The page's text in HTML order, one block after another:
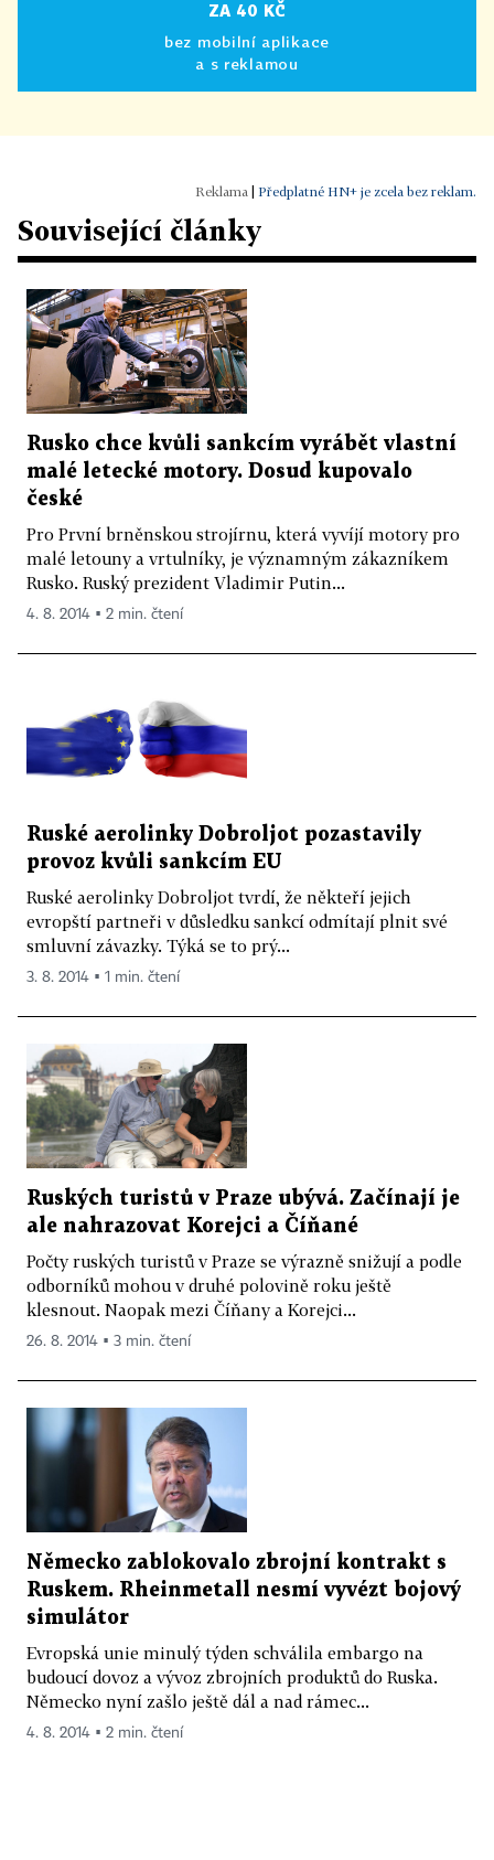
ZA 40 KČ
bez mobilní aplikace
a s reklamou
Předplatné HN+ je zcela bez reklam.
Související články
Rusko chce kvůli sankcím vyrábět vlastní
malé letecké motory. Dosud kupovalo
české
Pro První brněnskou strojírnu, která vyvíjí motory pro
malé letouny a vrtulníky, je významným zákazníkem
Rusko. Ruský prezident Vladimir Putin...
4. 8. 2014 ▪ 2 min. čtení
Ruské aerolinky Dobroljot pozastavily
provoz kvůli sankcím EU
Ruské aerolinky Dobroljot tvrdí, že někteří jejich
evropští partneři v důsledku sankcí odmítají plnit své
smluvní závazky. Týká se to prý...
3. 8. 2014 ▪ 1 min. čtení
Ruských turistů v Praze ubývá. Začínají je
ale nahrazovat Korejci a Číňané
Počty ruských turistů v Praze se výrazně snižují a podle
odborníků mohou v druhé polovině roku ještě
klesnout. Naopak mezi Číňany a Korejci...
26. 8. 2014 ▪ 3 min. čtení
Německo zablokovalo zbrojní kontrakt s
Ruskem. Rheinmetall nesmí vyvézt bojový
simulátor
Evropská unie minulý týden schválila embargo na
budoucí dovoz a vývoz zbrojních produktů do Ruska.
Německo nyní zašlo ještě dál a nad rámec...
4. 8. 2014 ▪ 2 min. čtení